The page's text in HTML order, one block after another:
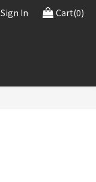
Sign In Cart(0)